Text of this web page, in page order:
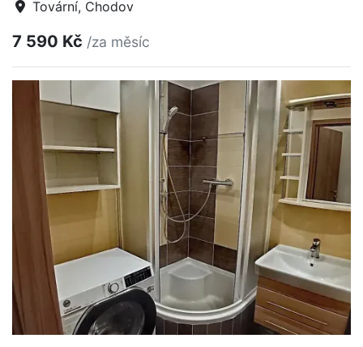
Tovární, Chodov
7 590 Kč /za měsíc